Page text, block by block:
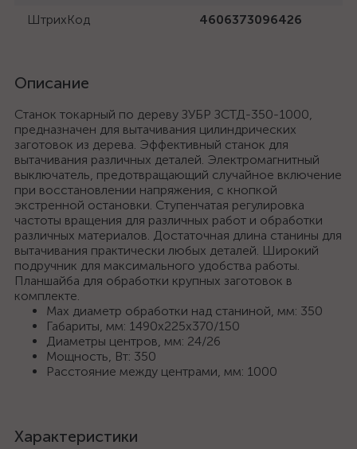
ШтрихКод
4606373096426
Описание
Станок токарный по дереву ЗУБР ЗСТД-350-1000,
предназначен для вытачивания цилиндрических
заготовок из дерева. Эффективный станок для
вытачивания различных деталей. Электромагнитный
выключатель, предотвращающий случайное включение
при восстановлении напряжения, с кнопкой
экстренной остановки. Ступенчатая регулировка
частоты вращения для различных работ и обработки
различных материалов. Достаточная длина станины для
вытачивания практически любых деталей. Широкий
подручник для максимального удобства работы.
Планшайба для обработки крупных заготовок в
комплекте.
Max диаметр обработки над станиной, мм: 350
Габариты, мм: 1490х225х370/150
Диаметры центров, мм: 24/26
Мощность, Вт: 350
Расстояние между центрами, мм: 1000
Характеристики